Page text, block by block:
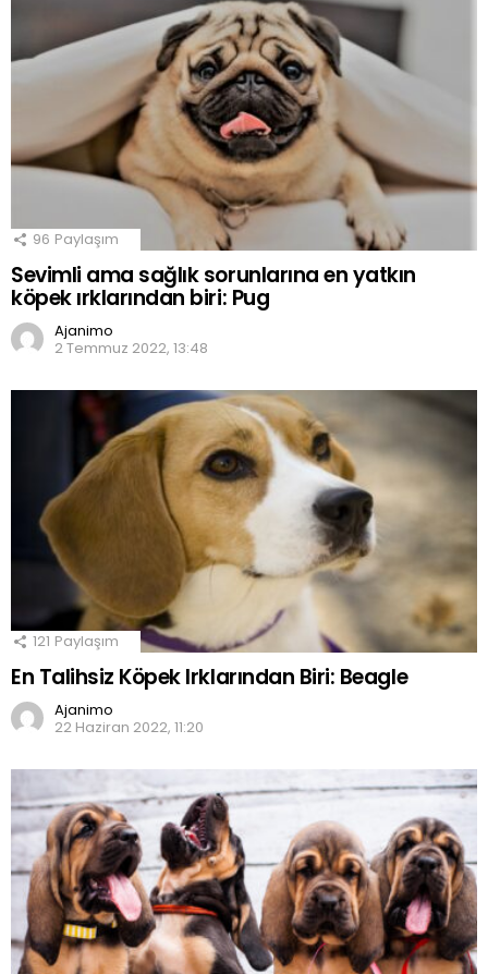
96 Paylaşım
Sevimli ama sağlık sorunlarına en yatkın
köpek ırklarından biri: Pug
Ajanimo
2 Temmuz 2022, 13:48
121 Paylaşım
En Talihsiz Köpek Irklarından Biri: Beagle
Ajanimo
22 Haziran 2022, 11:20